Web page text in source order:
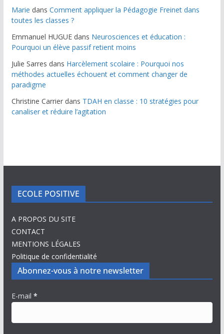
Marie dans Comment appliquer la Pédagogie Freinet dans
toutes les classes ?
Emmanuel HUGUEdans Neurosciences et éducation :
Pourquoi un élève passif retient moins
Julie Sarres dans Harcèlement scolaire : Pourquoi nos
méthodes actuelles échouent et comment changer de
paradigme
Christine Carrierdans TDAH en classe : 10 stratégies pour
canaliser et réduire l’agitation
ECOLE POSITIVE
A PROPOS DU SITE
CONTACT
MENTIONS LÉGALES
Politique de confidentialité
Abonnez-vous à notre newsletter
E-mail *